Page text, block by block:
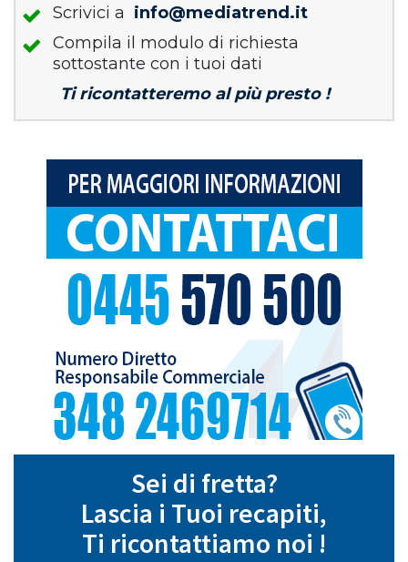
Scrivici a info@mediatrend.it
Compila il modulo di richiesta
sottostante con i tuoi dati
Ti ricontatteremo al più presto !
Sei di fretta?
Lascia i Tuoi recapiti,
Ti ricontattiamo noi !